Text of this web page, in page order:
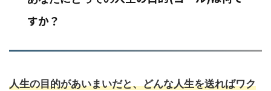
すか？
人生の目的があいまいだと、どんな人生を送ればワク